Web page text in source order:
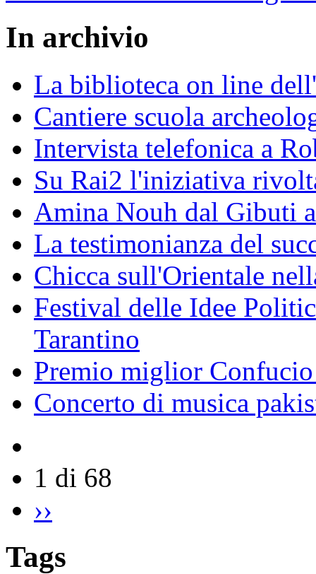
In archivio
La biblioteca on line
Cantiere scuola
Intervista telefonica a
Su Rai2 l'iniziativa
Amina Nouh dal Gibuti
La testimonianza del
Chicca sull'Orientale
Festival delle Idee
Tarantino
Premio miglior
Concerto di musica
1 di 68
››
Tags